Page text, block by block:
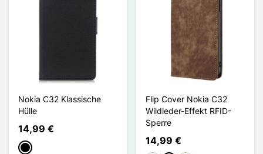
Nokia C32 Klassische
Hülle
14,99 €
Schwarz
Flip Cover Nokia C32
Wildleder-Effekt RFID-
Sperre
14,99 €